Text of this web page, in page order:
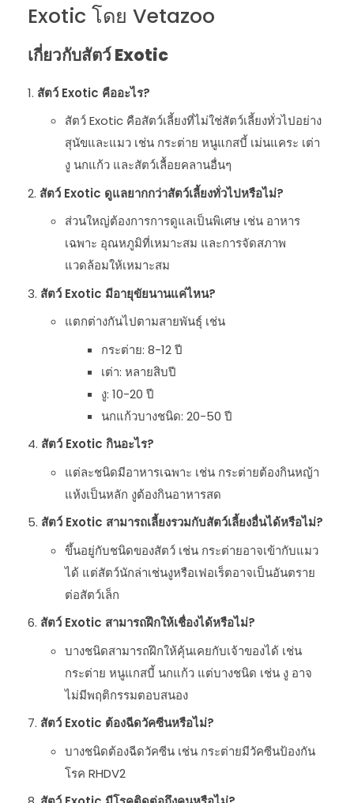
Exotic โดย Vetazoo
เกี่ยวกับสัตว์ Exotic
สัตว์ Exotic คืออะไร?
สัตว์ Exotic คือสัตว์เลี้ยงที่ไม่ใช่สัตว์เลี้ยงทั่วไปอย่าง
สุนัขและแมว เช่น กระต่าย หนูแกสบี้ เม่นแคระ เต่า
งู นกแก้ว และสัตว์เลื้อยคลานอื่นๆ
สัตว์ Exotic ดูแลยากกว่าสัตว์เลี้ยงทั่วไปหรือไม่?
ส่วนใหญ่ต้องการการดูแลเป็นพิเศษ เช่น อาหาร
เฉพาะ อุณหภูมิที่เหมาะสม และการจัดสภาพ
แวดล้อมให้เหมาะสม
สัตว์ Exotic มีอายุขัยนานแค่ไหน?
แตกต่างกันไปตามสายพันธุ์ เช่น
กระต่าย: 8-12 ปี
เต่า: หลายสิบปี
งู: 10-20 ปี
นกแก้วบางชนิด: 20-50 ปี
สัตว์ Exotic กินอะไร?
แต่ละชนิดมีอาหารเฉพาะ เช่น กระต่ายต้องกินหญ้า
แห้งเป็นหลัก งูต้องกินอาหารสด
สัตว์ Exotic สามารถเลี้ยงรวมกับสัตว์เลี้ยงอื่นได้หรือไม่?
ขึ้นอยู่กับชนิดของสัตว์ เช่น กระต่ายอาจเข้ากับแมว
ได้ แต่สัตว์นักล่าเช่นงูหรือเฟอเร็ตอาจเป็นอันตราย
ต่อสัตว์เล็ก
สัตว์ Exotic สามารถฝึกให้เชื่องได้หรือไม่?
บางชนิดสามารถฝึกให้คุ้นเคยกับเจ้าของได้ เช่น
กระต่าย หนูแกสบี้ นกแก้ว แต่บางชนิด เช่น งู อาจ
ไม่มีพฤติกรรมตอบสนอง
สัตว์ Exotic ต้องฉีดวัคซีนหรือไม่?
บางชนิดต้องฉีดวัคซีน เช่น กระต่ายมีวัคซีนป้องกัน
โรค RHDV2